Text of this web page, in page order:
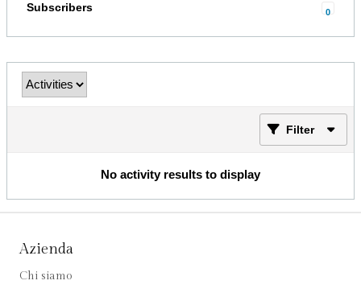
Subscribers 0
Filter
No activity results to display
Azienda
Chi siamo